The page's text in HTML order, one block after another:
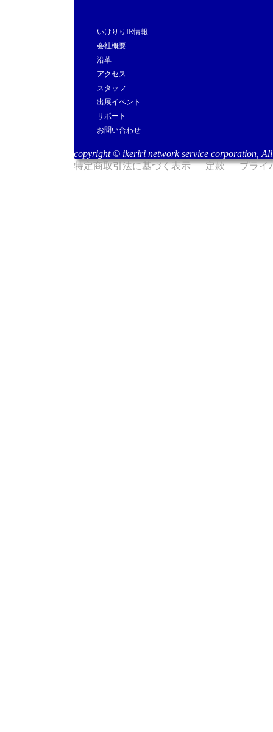
いけりりIR情報
会社概要
沿革
アクセス
スタッフ
出展イベント
サポート
お問い合わせ
copyright © ikeriri network service corporation ,
特定商取引法に基づく表示
定款 プライ